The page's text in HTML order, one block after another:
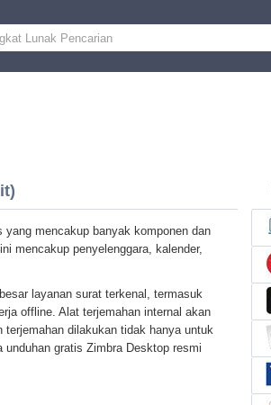
mencakup banyak komponen dan
mencakup penyelenggara, kalender,
layanan surat terkenal, termasuk
offline. Alat terjemahan internal akan
dilakukan tidak hanya untuk
gratis Zimbra Desktop resmi